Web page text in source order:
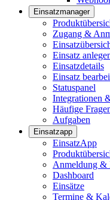
Einsatzmanager
Zugang &
Einsatz
Einsatzdetails
Einsatz
Statuspanel
Integrationen
Häufige
Aufgaben
Einsatzapp
EinsatzApp
Anmeldung &
Dashboard
Einsätze
Termine &